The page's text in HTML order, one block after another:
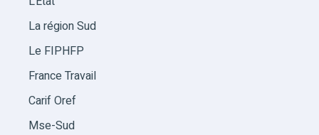
La région Sud
Le FIPHFP
France Travail
Carif Oref
Mse-Sud